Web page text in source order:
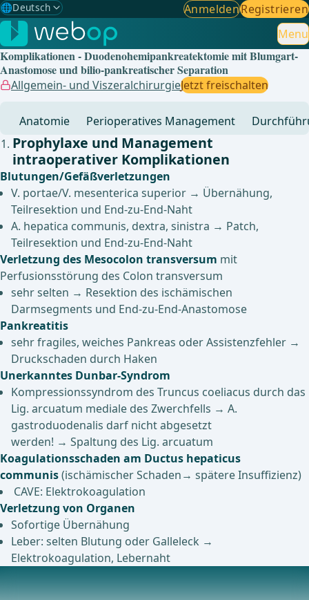
🌐Deutsch
Gewählte Sprache: Deutsch
🇩🇪 Deutsch ✓
🇬🇧English
🇪🇸Spanisch
🇧🇷Brasilianisch
AnmeldenRegistrieren
Menu
Komplikationen - Duodenohemipankreatektomie mit Blumgart-
Anastomose und bilio-pankreatischer Separation
Allgemein- und ViszeralchirurgieJetzt freischalten
Anatomie Perioperatives Management
Prophylaxe und Management
intraoperativer Komplikationen
Blutungen/Gefäßverletzungen
V. portae/V. mesenterica superior → Übernähung,
Teilresektion und End-zu-End-Naht
A. hepatica communis, dextra, sinistra → Patch,
Teilresektion und End-zu-End-Naht
Verletzung des Mesocolon transversum mit
Perfusionsstörung des Colon transversum
sehr selten → Resektion des ischämischen
Darmsegments und End-zu-End-Anastomose
Pankreatitis
sehr fragiles, weiches Pankreas oder Assistenzfehler →
Druckschaden durch Haken
Unerkanntes Dunbar-Syndrom
Kompressionssyndrom des Truncus coeliacus durch das
Lig. arcuatum mediale des Zwerchfells → A.
gastroduodenalis darf nicht abgesetzt
werden! → Spaltung des Lig. arcuatum
Koagulationsschaden am Ductus hepaticus
communis(ischämischer Schaden→ spätere Insuffizienz)
CAVE: Elektrokoagulation
Verletzung von Organen
Sofortige Übernähung
Leber: selten Blutung oder Galleleck →
Elektrokoagulation, Lebernaht
Prophylaxe und Management postoperativer
Komplikationen